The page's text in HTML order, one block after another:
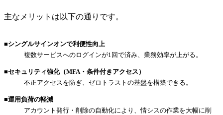
主なメリットは以下の通りです。
■シングルサインオンで利便性向上
複数サービスへのログインが1回で済み、業務効率が上がる。
■セキュリティ強化（MFA・条件付きアクセス）
不正アクセスを防ぎ、ゼロトラストの基盤を構築できる。
■運用負荷の軽減
アカウント発行・削除の自動化により、情シスの作業を大幅に削